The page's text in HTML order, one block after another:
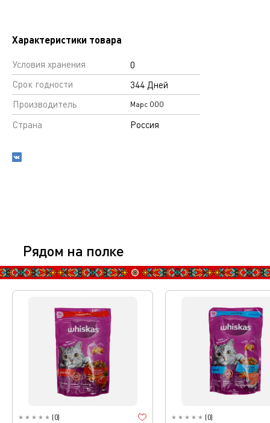
Характеристики товара
Условия хранения
0
Срок годности
344 Дней
Производитель
Марс ООО
Страна Россия
Рядом на полке
(0) (0)